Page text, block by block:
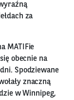
za
MATIFie
obecnie na
Spodziewane
znaczną
w Winnipeg,